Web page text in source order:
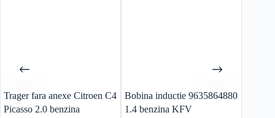
Trager fara anexe Citroen C4
Picasso 2.0 benzina
Bobina inductie 9635864880
1.4 benzina KFV